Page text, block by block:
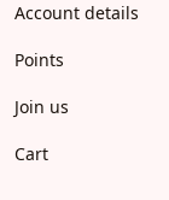
Account details
Points
Join us
Cart